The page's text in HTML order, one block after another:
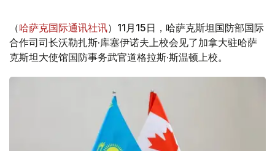
（哈萨克国际通讯社讯）11月15日，哈萨克斯坦国防部国际
合作司司长沃勒扎斯·库塞伊诺夫上校会见了加拿大驻哈萨
克斯坦大使馆国防事务武官道格拉斯·斯温顿上校。